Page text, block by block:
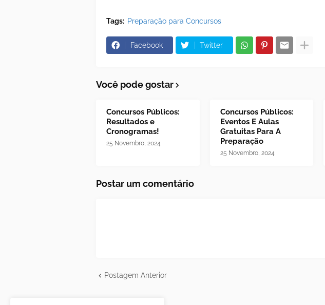
Tags: Preparação para Concursos
Facebook Twitter
Você pode gostar
Concursos Públicos:
Resultados e
Cronogramas!
25 Novembro, 2024
Concursos Públicos:
Eventos E Aulas
Gratuitas Para A
Preparação
25 Novembro, 2024
Postar um comentário
Postagem Anterior